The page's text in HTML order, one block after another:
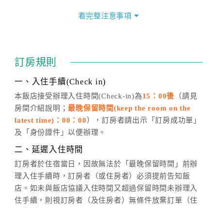
價」之當日價格為標準。
話方式異動訂單。
※非客服時間之申辦異動，皆為次日計算及辦理。
五、客服時間
週一至週日，上午9:00～晚上6:00
六、聯絡方式
(07)9682715 。
看完整注意事項
訂房規則
一、入住手續(Check in)
本飯店接受辦理入住時間(Check-in)為15：00後 （請見
房間介紹說明；最晚保留時間(keep the room on the
latest time)：00：00 ），訂房者請出示「訂房成功單」
及「身份證件」以便辦理。
二、延遲入住時間
訂房者於住宿當日，因故無法於「最晚保留時間」前辦
理入住手續時，訂房者（或住房者）必須提前告知飯
店。如未與飯店協議入住時間又超過保留時間未辦理入
住手續，則視訂房者（及住房者）無條件放棄訂單（住